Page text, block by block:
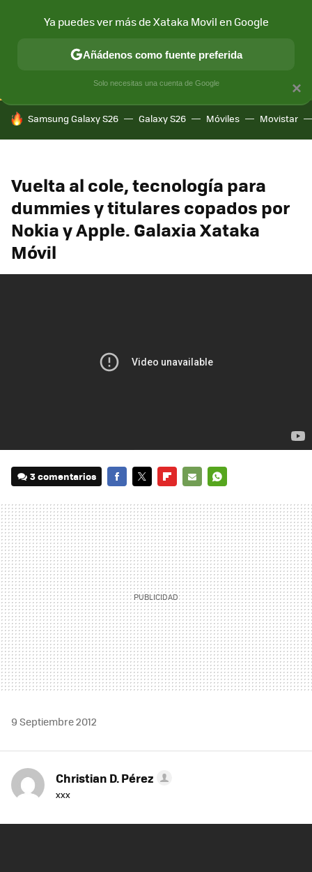
CONECTIVIDAD MÓVIL Y SOCIEDAD APLICACIONES
HOY SE HABLA DE
Samsung Galaxy S26 Galaxy S26 Móviles Movistar
Vuelta al cole, tecnología para
dummies y titulares copados por
Nokia y Apple. Galaxia Xataka
Móvil
3 comentarios
MAIL
9 Septiembre 2012
Christian D. Pérez
xxx
×
Ya puedes ver más de Xataka Movil en Google
Añádenos como fuente preferida
Solo necesitas una cuenta de Google